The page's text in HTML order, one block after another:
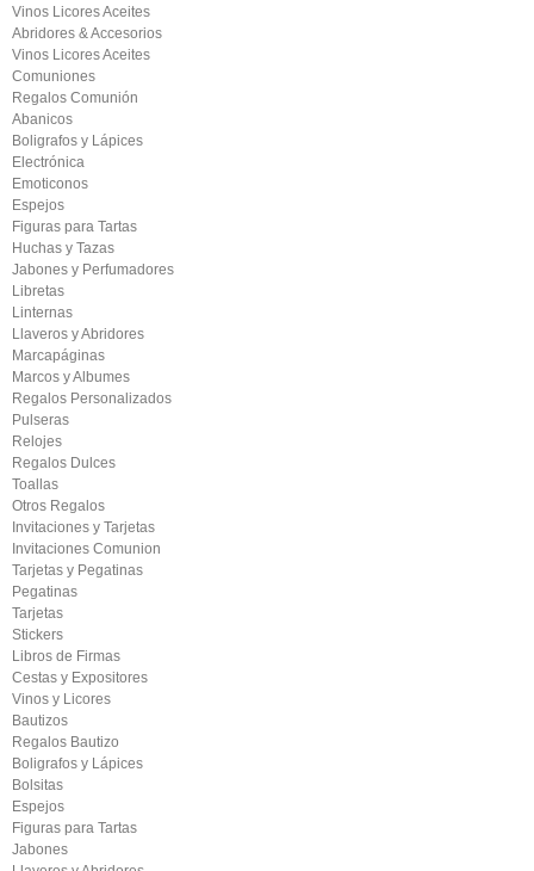
Vinos Licores Aceites
Abridores & Accesorios
Vinos Licores Aceites
Comuniones
Regalos Comunión
Abanicos
Boligrafos y Lápices
Electrónica
Emoticonos
Espejos
Figuras para Tartas
Huchas y Tazas
Jabones y Perfumadores
Libretas
Linternas
Llaveros y Abridores
Marcapáginas
Marcos y Albumes
Regalos Personalizados
Pulseras
Relojes
Regalos Dulces
Toallas
Otros Regalos
Invitaciones y Tarjetas
Invitaciones Comunion
Tarjetas y Pegatinas
Pegatinas
Tarjetas
Stickers
Libros de Firmas
Cestas y Expositores
Vinos y Licores
Bautizos
Regalos Bautizo
Boligrafos y Lápices
Bolsitas
Espejos
Figuras para Tartas
Jabones